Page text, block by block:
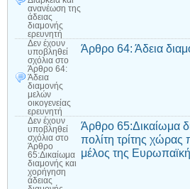
ανανέωση της
άδειας
διαμονής
ερευνητή
Δεν έχουν
υποβληθεί
σχόλια στο
Άρθρο 64:
Άδεια
διαμονής
μελών
οικογενείας
ερευνητή
Άρθρο 64: Άδεια
Δεν έχουν
υποβληθεί
σχόλια στο
Άρθρο
65:Δικαίωμα
διαμονής και
χορήγηση
άδειας
Άρθρο 65:Δικαίωμα
πολίτη τρίτης χώρας
μέλος της